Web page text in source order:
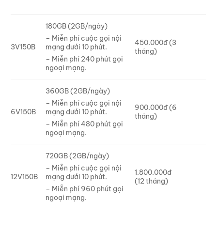
3V150B
180GB (2GB/ngày)
– Miễn phí cuộc gọi nội
mạng dưới 10 phút.
– Miễn phí 240 phút gọi
ngoại mạng.
450.000đ (3
tháng)
6V150B
360GB (2GB/ngày)
– Miễn phí cuộc gọi nội
mạng dưới 10 phút.
– Miễn phí 480 phút gọi
ngoại mạng.
900.000đ (6
tháng)
12V150B
720GB (2GB/ngày)
– Miễn phí cuộc gọi nội
mạng dưới 10 phút.
– Miễn phí 960 phút gọi
ngoại mạng.
1.800.000đ
(12 tháng)